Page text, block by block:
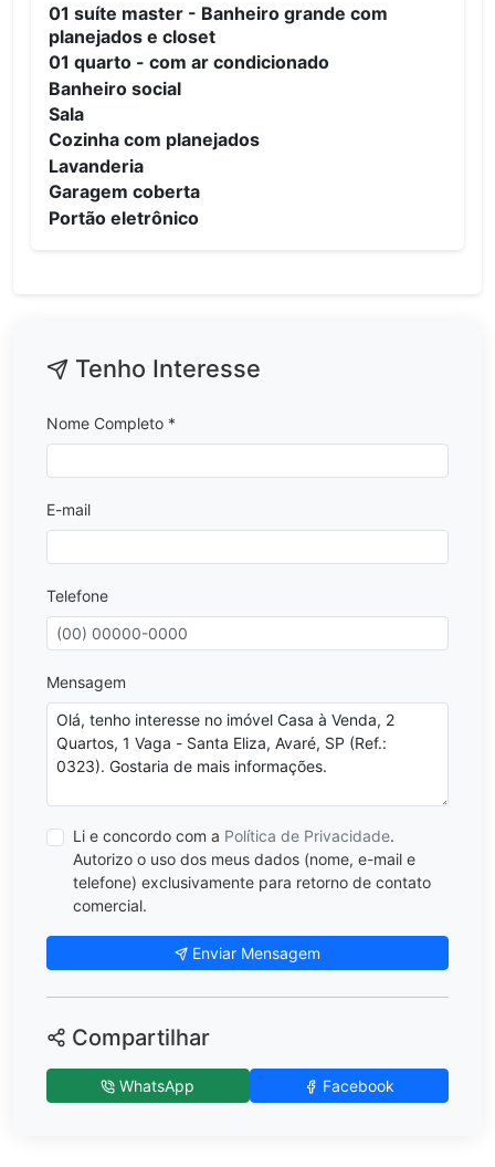
01 suíte master - Banheiro grande com
planejados e closet
01 quarto - com ar condicionado
Banheiro social
Sala
Cozinha com planejados
Lavanderia
Garagem coberta
Portão eletrônico
Tenho Interesse
Nome Completo *
E-mail
Telefone
Mensagem
Li e concordo com a Política de Privacidade.
Autorizo o uso dos meus dados (nome, e-mail e
telefone) exclusivamente para retorno de contato
comercial.
Enviar Mensagem
Compartilhar
WhatsApp Facebook